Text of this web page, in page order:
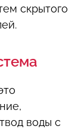
скрытого
воды с